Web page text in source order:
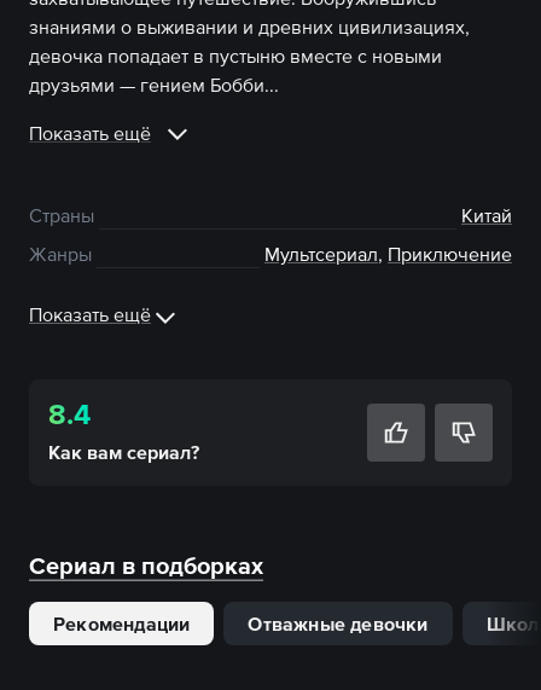
знаниями о выживании и древних цивилизациях,
девочка попадает в пустыню вместе с новыми
друзьями — гением Бобби...
Показать ещё
Страны
Китай
Жанры
Мультсериал, Приключение
Показать ещё
8.4
Как вам сериал?
Сериал в подборках
Рекомендации Отважные девочки